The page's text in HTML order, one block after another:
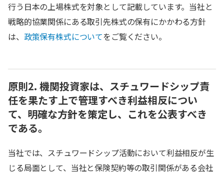
行う日本の上場株式を対象として記載しています。当社と
戦略的協業関係にある取引先株式の保有にかかわる方針
は、 政策保有株式についてをご覧ください。
原則2. 機関投資家は、スチュワードシップ責
任を果たす上で管理すべき利益相反につい
て、明確な方針を策定し、これを公表すべき
である。
当社では、スチュワードシップ活動において利益相反が生
じる局面として、当社と保険契約等の取引関係がある会社